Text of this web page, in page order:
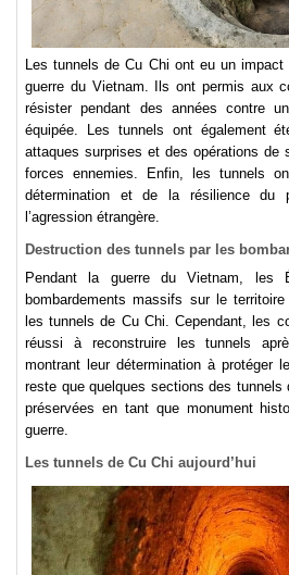
Les tunnels de Cu Chi ont eu un
guerre du Vietnam. Ils ont permis aux
résister pendant des années contre
équipée. Les tunnels ont également
attaques surprises et des opérations de
forces ennemies. Enfin, les tunnels
détermination et de la résilience du
l’agression étrangère.
Destruction des tunnels par les
Pendant la guerre du Vietnam, les
bombardements massifs sur le
les tunnels de Cu Chi. Cependant, les
réussi à reconstruire les tunnels
montrant leur détermination à protéger
reste que quelques sections des tunnels
préservées en tant que monument
guerre.
Les tunnels de Cu Chi aujourd’hui